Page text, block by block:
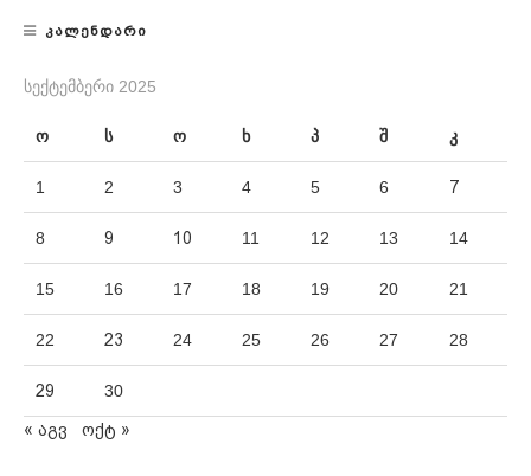
ᲙᲐᲚᲔᲜᲓᲐᲠᲘ
ᲡᲔᲥᲢᲔᲛᲑᲔᲠᲘ 2025
ო ს ო ხ პ შ კ
1 2 3 4 5 6 7
8 9 10 11 12 13 14
15 16 17 18 19 20 21
22 23 24 25 26 27 28
29 30
« აგვ ოქტ »